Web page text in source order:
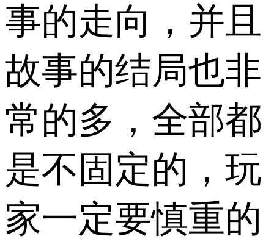
事的走向，并且
故事的结局也非
常的多，全部都
是不固定的，玩
家一定要慎重的